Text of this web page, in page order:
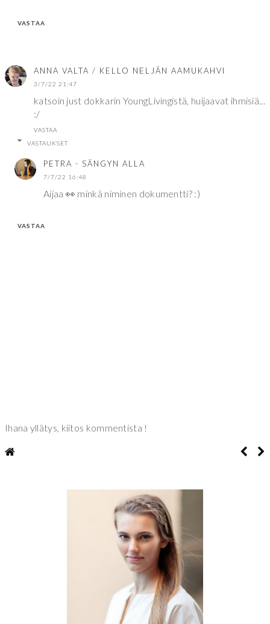
VASTAA
ANNA VALTA / KELLO NELJÄN AAMUKAHVI
3/7/22 21:47
katsoin just dokkarin YoungLivingistä, huijaavat ihmisiä...
:/
VASTAA
VASTAUKSET
PETRA - SÄNGYN ALLA
7/7/22 16:48
Aijaa 👀 minkä niminen dokumentti? :)
VASTAA
Ihana yllätys, kiitos kommentista !